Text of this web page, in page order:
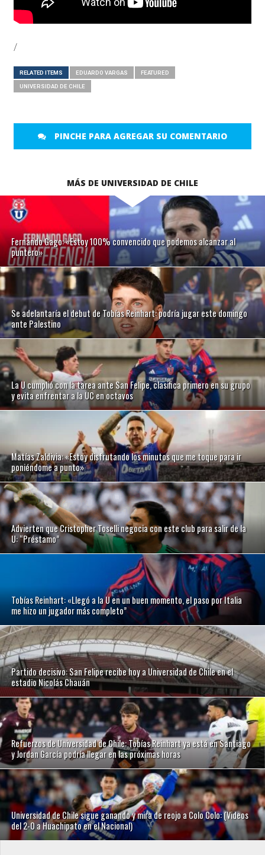
/
RELATED ITEMS EDUARDO VARGAS FEATURED
UNIVERSIDAD DE CHILE
PINCHE PARA AGREGAR SU COMENTARIO
MÁS DE UNIVERSIDAD DE CHILE
Fernando Gago: «Estoy 100% convencido que podemos alcanzar al
puntero»
Se adelantaría el debut de Tobías Reinhart: podría jugar este domingo
ante Palestino
La U cumplió con la tarea ante San Felipe, clasifica primero en su grupo
y evita enfrentar a la UC en octavos
Matías Zaldivia: «Estoy disfrutando los minutos que me toque para ir
poniéndome a punto»
Advierten que Cristopher Toselli negocia con este club para salir de la
U: “Préstamo”
Tobías Reinhart: «Llegó a la U en un buen momento, el paso por Italia
me hizo un jugador más completo”
Partido decisivo: San Felipe recibe hoy a Universidad de Chile en el
estadio Nicolás Chauán
Refuerzos de Universidad de Chile: Tobías Reinhart ya está en Santiago
y Jordan García podría llegar en las próximas horas
Universidad de Chile sigue ganando y mira de reojo a Colo Colo: (Videos
del 2-0 a Huachipato en el Nacional)